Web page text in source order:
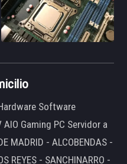
Software
Gaming PC Servidor a
MADRID - ALCOBENDAS -
REYES - SANCHINARRO -